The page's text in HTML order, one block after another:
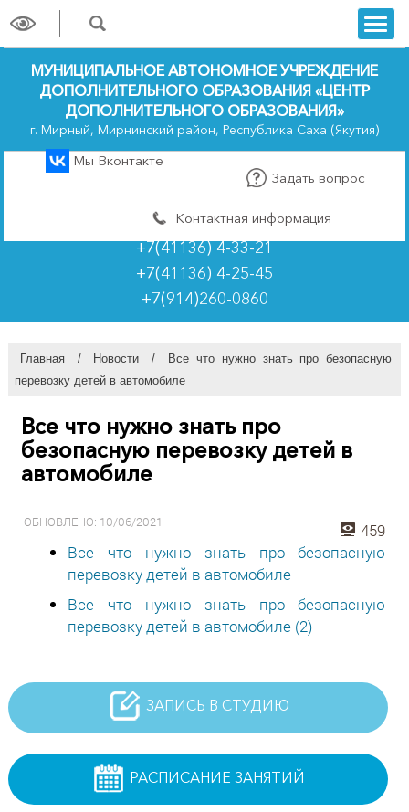
trk
МУНИЦИПАЛЬНОЕ АВТОНОМНОЕ УЧРЕЖДЕНИЕ
ДОПОЛНИТЕЛЬНОГО ОБРАЗОВАНИЯ «ЦЕНТР
ДОПОЛНИТЕЛЬНОГО ОБРАЗОВАНИЯ»
г. Мирный, Мирнинский район, Республика Саха (Якутия)
Мы Вконтакте
Задать вопрос
Контактная информация
+7(41136) 4-33-21
+7(41136) 4-25-45
+7(914)260-0860
Главная / Новости /
Все что нужно знать про безопасную
перевозку детей в автомобиле
Все что нужно знать про
безопасную перевозку детей в
автомобиле
ОБНОВЛЕНО: 10/06/2021
459
Все что нужно знать про безопасную
перевозку детей в автомобиле
Все что нужно знать про безопасную
перевозку детей в автомобиле (2)
ЗАПИСЬ В СТУДИЮ
РАСПИСАНИЕ ЗАНЯТИЙ